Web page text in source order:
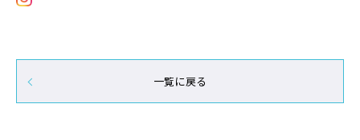
一覧に戻る